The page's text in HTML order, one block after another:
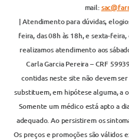
mail:
| Atendimento para dúvidas,
feira, das 08h às 18h, e sexta-
realizamos atendimento aos
Carla Garcia Pereira – CRF
contidas neste site não devem
substituem, em hipótese alguma, a
Somente um médico está apto a
adequado. Ao persistirem os
Os preços e promoções são válidos